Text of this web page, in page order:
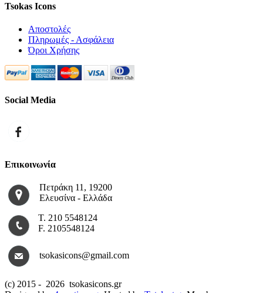
Tsokas Icons
Αποστολές
Πληρωμές - Ασφάλεια
Όροι Χρήσης
Social Media
Επικοινωνία
Πετράκη 11, 19200
Ελευσίνα - Ελλάδα
Τ. 210 5548124
F. 2105548124
tsokasicons@gmail.com
(c) 2015 - 2026 tsokasicons.gr